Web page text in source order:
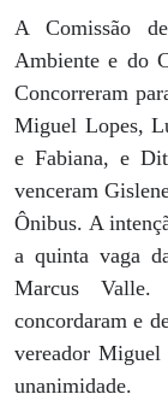
A Comissão
Ambiente e do
Concorreram
Miguel Lopes,
e Fabiana, e
venceram
Ônibus. A
a quinta vaga
Marcus
concordaram e
vereador Miguel
unanimidade.